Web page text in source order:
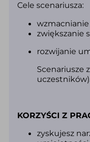
Cele scenariusza:
wzmacnianie
zwiększanie
rozwijanie
Scenariusze
KORZYŚCI Z
zyskujesz